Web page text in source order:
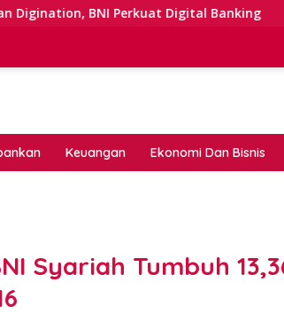
Digital Banking Kerusuhan
Keuangan Ekonomi Dan Bisnis
Syariah Tumbuh